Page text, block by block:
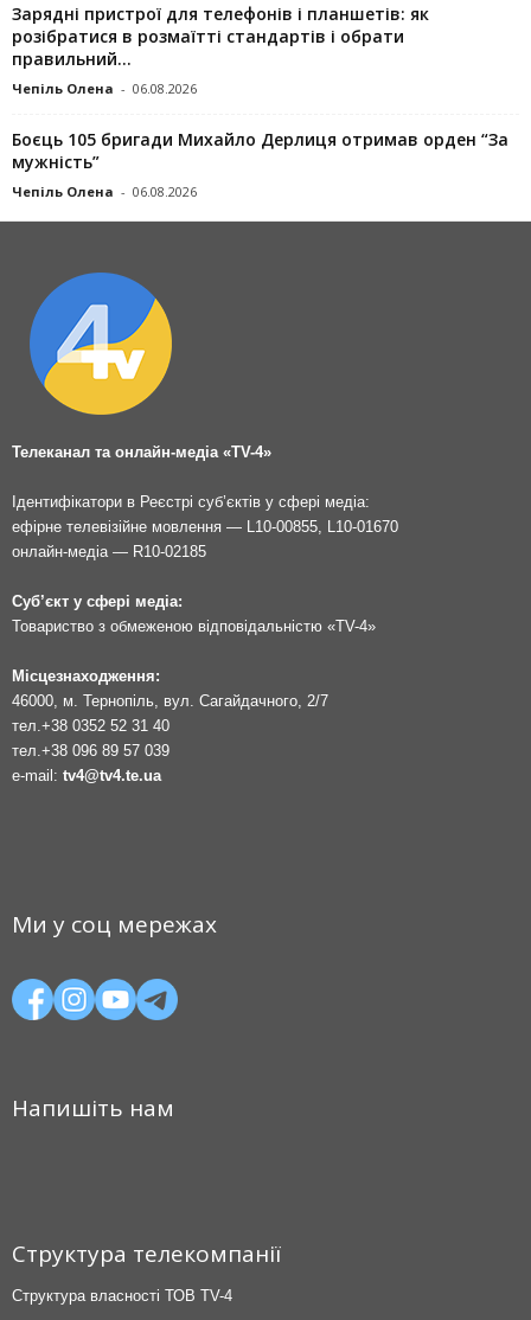
Зарядні пристрої для телефонів і планшетів: як
розібратися в розмаїтті стандартів і обрати
правильний...
Чепіль Олена - 06.08.2026
Боєць 105 бригади Михайло Дерлиця отримав орден “За
мужність”
Чепіль Олена - 06.08.2026
Телеканал та онлайн-медіа «TV-4»
Ідентифікатори в Реєстрі суб’єктів у сфері медіа:
ефірне телевізійне мовлення — L10-00855, L10-01670
онлайн-медіа — R10-02185
Суб’єкт у сфері медіа:
Товариство з обмеженою відповідальністю «TV-4»
Місцезнаходження:
46000, м. Тернопіль, вул. Сагайдачного, 2/7
тел. +38 0352 52 31 40
тел. +38 096 89 57 039
e-mail: tv4@tv4.te.ua
Ми у соц мережах
Напишіть нам
Структура телекомпанії
Структура власності ТОВ TV-4